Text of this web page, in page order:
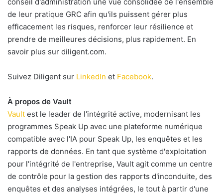
conseil d'administration une vue consolidée de l'ensemble
de leur pratique GRC afin qu'ils puissent gérer plus
efficacement les risques, renforcer leur résilience et
prendre de meilleures décisions, plus rapidement. En
savoir plus sur diligent.com.
Suivez Diligent sur LinkedIn et Facebook.
À propos de Vault
Vault est le leader de l'intégrité active, modernisant les
programmes Speak Up avec une plateforme numérique
compatible avec l'IA pour Speak Up, les enquêtes et les
rapports de données. En tant que système d'exploitation
pour l'intégrité de l'entreprise, Vault agit comme un centre
de contrôle pour la gestion des rapports d'inconduite, des
enquêtes et des analyses intégrées, le tout à partir d'une